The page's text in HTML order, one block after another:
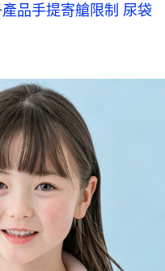
品手提寄艙限制 尿袋